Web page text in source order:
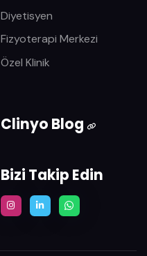
Diyetisyen
Fizyoterapi Merkezi
Özel Klinik
Clinyo Blog
Bizi Takip Edin